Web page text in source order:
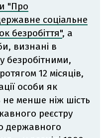
"Про
соціальне
безробіття", а
визнані в
безробітними,
12 місяців,
особи як
не менше ніж шість
реєстру
державного